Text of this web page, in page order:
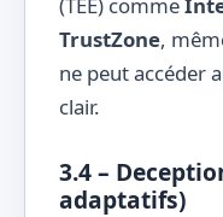
TrustZone,
ne peut accéder
clair.
3.4 –
adaptatifs)